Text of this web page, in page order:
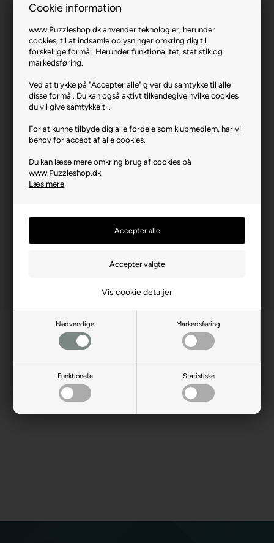
Cookie information
www.Puzzleshop.dk anvender teknologier, herunder
cookies, til at indsamle oplysninger omkring dig til
forskellige formål. Herunder funktionalitet, statistik og
markedsføring.
Ved at trykke på "Accepter alle" giver du samtykke til alle
disse formål. Du kan også aktivt tilkendegive hvilke cookies
du vil give samtykke til.
For at kunne tilbyde dig alle fordele som klubmedlem, har vi
behov for accept af alle cookies.
Du kan læse mere omkring brug af cookies på
www.Puzzleshop.dk.
Læs mere
Nødvendige Markedsføring
Funktionelle Statistiske
Vis cookie detaljer
Varenr.: 1023-1157
Producent
Antal brikker
1000
Længde i cm (ca.)
Bredde i cm (ca.)
66
Brikstørrelse i cm² (ca.)
Producentadresse
Saray Mh. Aksoy Cd. 22,
Advarsler
Ikke til børn under 3 år.
Indeholder små dele.